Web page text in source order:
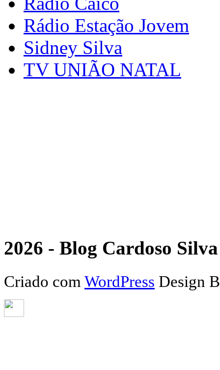
Rádio Estação Jovem
Sidney Silva
TV UNIÃO NATAL
2026 - Blog Cardoso
Criado com WordPress Design